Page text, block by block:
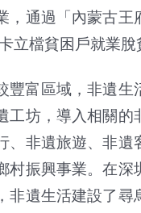
，通過「內蒙古王
立檔貧困戶就業脫
豐富區域，非遺生
工坊，導入相關的
、非遺旅遊、非遺
村振興事業。在深
非遺生活建設了尋